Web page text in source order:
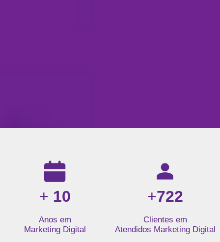
Resultados da nossa agência de marketing digital: mais
+ 10
Anos em
Marketing Digital
+722
Clientes em
Atendidos Marketing Digital